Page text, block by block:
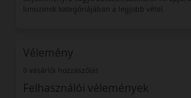
limuzinok kategóriájában a legjobb vétel.
Vélemény
0 vásárlói hozzászólás
Felhasználói vélemények